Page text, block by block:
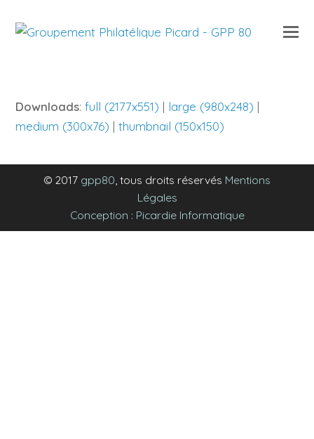
Downloads:full (2177x551) | large (980x248) |
medium (300x76) |thumbnail (150x150)
© 2017 gpp80, tous droits réservés Mentions
Légales
Conception : Picardie Informatique